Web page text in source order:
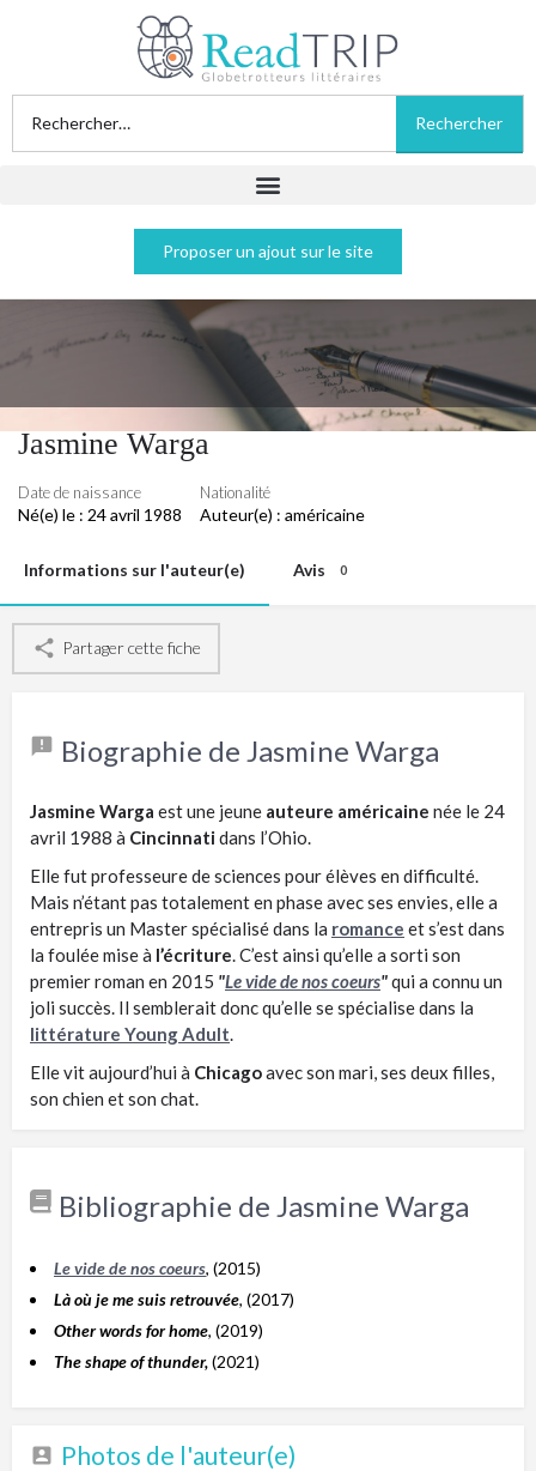
Proposer un ajout sur le site
Jasmine Warga
Date de naissance
Né(e) le : 24 avril 1988
Nationalité
Auteur(e) : américaine
Informations sur l'auteur(e) Avis 0
Partager cette fiche
Biographie de Jasmine Warga
Jasmine Warga est une jeune auteure américaine née le 24
avril 1988 à Cincinnatidans l’Ohio.
Elle fut professeure de sciences pour élèves en difficulté.
Mais n’étant pas totalement en phase avec ses envies, elle a
entrepris un Master spécialisé dans la romance et s’est dans
la foulée mise à l’écriture . C’est ainsi qu’elle a sorti son
premier roman en 2015 "Le vide de nos coeurs"qui a connu un
joli succès. Il semblerait donc qu’elle se spécialise dans la
littérature Young Adult
Elle vit aujourd’hui à Chicagoavec son mari, ses deux filles,
son chien et son chat.
Bibliographie de Jasmine Warga
Le vide de nos coeurs, (2015)
Là où je me suis retrouvée, (2017)
Other words for home, (2019)
The shape of thunder,(2021)
Photos de l'auteur(e)